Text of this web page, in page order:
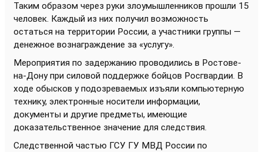
Таким образом через руки злоумышленников прошли 15
человек. Каждый из них получил возможность
остаться на территории России, а участники группы —
денежное вознаграждение за «услугу».
Мероприятия по задержанию проводились в Ростове-
на-Дону при силовой поддержке бойцов Росгвардии. В
ходе обысков у подозреваемых изъяли компьютерную
технику, электронные носители информации,
документы и другие предметы, имеющие
доказательственное значение для следствия.
Следственной частью ГСУ ГУ МВД России по